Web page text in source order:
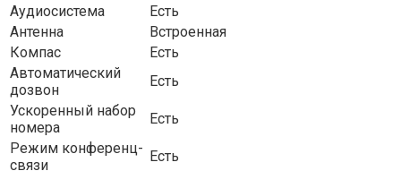
Аудиосистема
Есть
Антенна
Встроенная
Компас
Есть
Автоматический
дозвон
Есть
Ускоренный набор
номера
Есть
Режим конференц-
связи
Есть